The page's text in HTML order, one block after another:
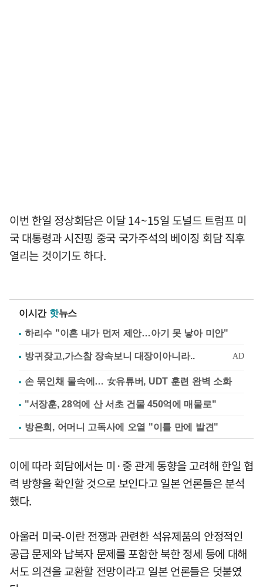
이번 한일 정상회담은 이달 14~15일 도널드 트럼프 미
국 대통령과 시진핑 중국 국가주석의 베이징 회담 직후
열리는 것이기도 하다.
이시간 핫뉴스
하리수 "이혼 내가 먼저 제안…아기 못 낳아 미안"
손 묶인채 물속에… 女유튜버, UDT 훈련 완벽 소화
"서장훈, 28억에 산 서초 건물 450억에 매물로"
방은희, 어머니 고독사에 오열 "이틀 만에 발견"
이에 따라 회담에서는 미·중 관계 동향을 고려해 한일 협
력 방향을 확인할 것으로 보인다고 일본 언론들은 분석
했다.
아울러 미국-이란 전쟁과 관련한 석유제품의 안정적인
공급 문제와 납북자 문제를 포함한 북한 정세 등에 대해
서도 의견을 교환할 전망이라고 일본 언론들은 덧붙였